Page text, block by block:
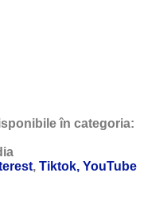
în categoria:
, Tiktok, YouTube